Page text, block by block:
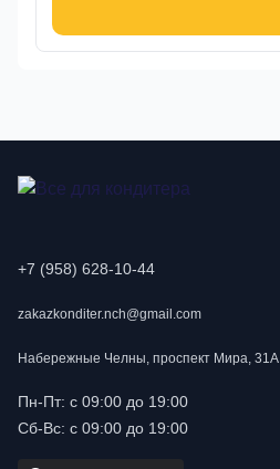
+7 (958) 628-10-44
zakazkonditer.nch@gmail.com
Набережные Челны, проспект Мира, 31А
Пн-Пт: с 09:00 до 19:00
Сб-Вс: с 09:00 до 19:00